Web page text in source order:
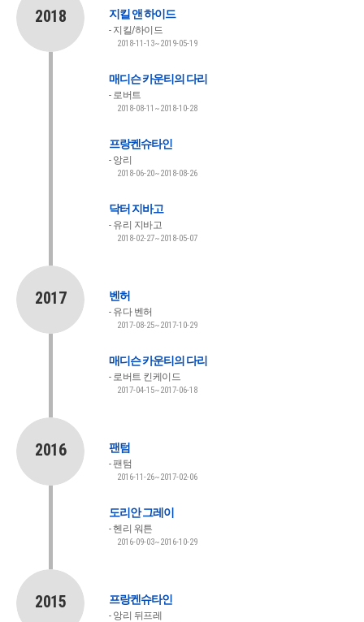
2018 지킬 앤 하이드
지킬/하이드
2018-11-13~2019-05-19
매디슨 카운티의 다리
로버트
2018-08-11~2018-10-28
프랑켄슈타인
앙리
2018-06-20~2018-08-26
닥터 지바고
유리 지바고
2018-02-27~2018-05-07
2017 벤허
유다 벤허
2017-08-25~2017-10-29
매디슨 카운티의 다리
로버트 킨케이드
2017-04-15~2017-06-18
2016 팬텀
팬텀
2016-11-26~2017-02-06
도리안 그레이
헨리 워튼
2016-09-03~2016-10-29
2015 프랑켄슈타인
앙리 뒤프레